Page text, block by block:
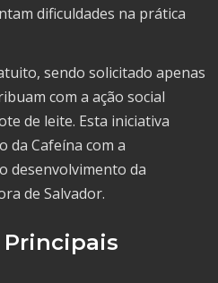
dificuldades na prática
sendo solicitado apenas
com a ação social
de leite. Esta iniciativa
da Cafeína com a
desenvolvimento da
de Salvador.
Principais